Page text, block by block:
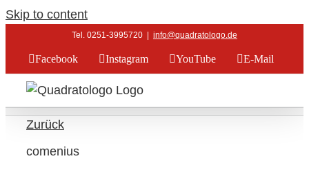
Skip to content
Tel. 0251-3995720 info@quadratologo.de
Facebook Instagram YouTube E-Mail
Zurück
comenius